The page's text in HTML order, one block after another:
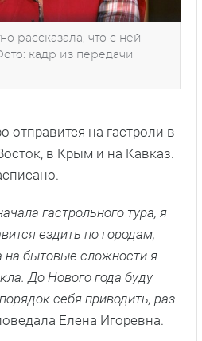
рассказала, что с ней
кадр из передачи
отправится на гастроли в
в Крым и на Кавказ.
гастрольного тура, я
ездить по городам,
бытовые сложности я
До Нового года буду
себя приводить, раз
Елена Игоревна.